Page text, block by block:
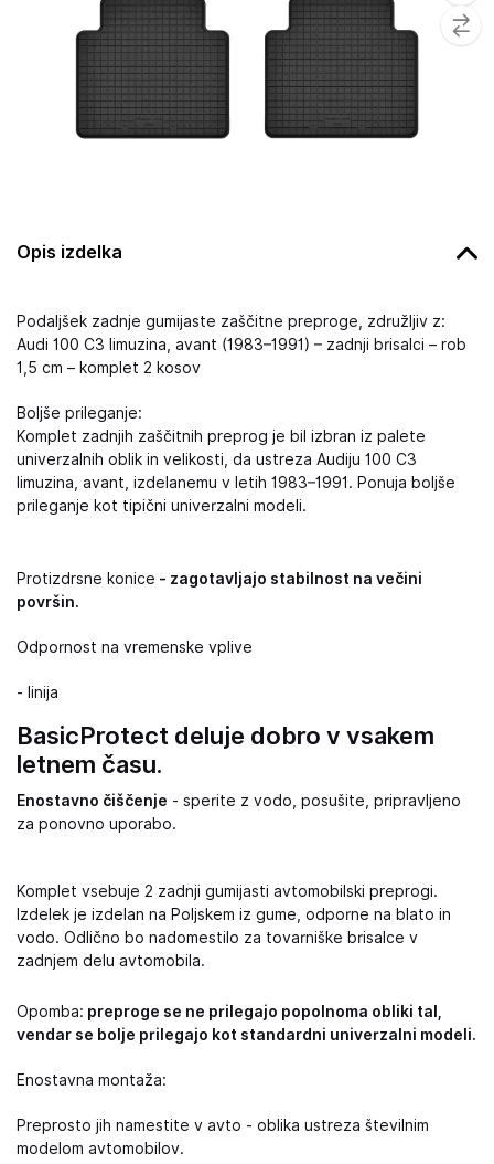
Opis izdelka
Podaljšek zadnje gumijaste zaščitne preproge, združljiv z:
Audi 100 C3 limuzina, avant (1983–1991) – zadnji brisalci – rob
1,5 cm – komplet 2 kosov
Boljše prileganje:
Komplet zadnjih zaščitnih preprog je bil izbran iz palete
univerzalnih oblik in velikosti, da ustreza Audiju 100 C3
limuzina, avant, izdelanemu v letih 1983–1991. Ponuja boljše
prileganje kot tipični univerzalni modeli.
Protizdrsne konice - zagotavljajo stabilnost na večini
površin.
Odpornost na vremenske vplive
- linija
BasicProtect deluje dobro v vsakem
letnem času.
Enostavno čiščenje - sperite z vodo, posušite, pripravljeno
za ponovno uporabo.
Komplet vsebuje 2 zadnji gumijasti avtomobilski preprogi.
Izdelek je izdelan na Poljskem iz gume, odporne na blato in
vodo. Odlično bo nadomestilo za tovarniške brisalce v
zadnjem delu avtomobila.
Opomba: preproge se ne prilegajo popolnoma obliki tal,
vendar se bolje prilegajo kot standardni univerzalni modeli.
Enostavna montaža:
Preprosto jih namestite v avto - oblika ustreza številnim
modelom avtomobilov.